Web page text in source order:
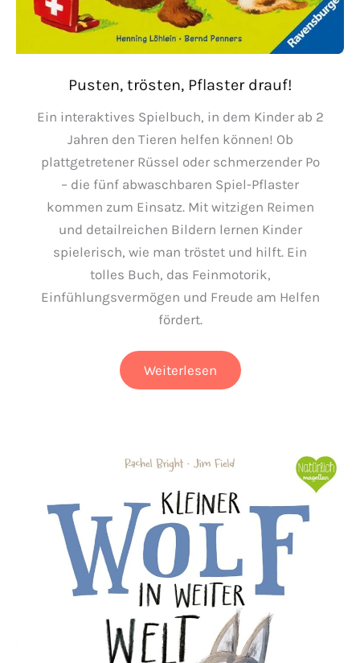
Pusten, trösten, Pflaster drauf!
Ein interaktives Spielbuch, in dem Kinder ab 2
Jahren den Tieren helfen können! Ob
plattgetretener Rüssel oder schmerzender Po
– die fünf abwaschbaren Spiel-Pflaster
kommen zum Einsatz. Mit witzigen Reimen
und detailreichen Bildern lernen Kinder
spielerisch, wie man tröstet und hilft. Ein
tolles Buch, das Feinmotorik,
Einfühlungsvermögen und Freude am Helfen
fördert.
Pusten,
trösten,
Weiterlesen